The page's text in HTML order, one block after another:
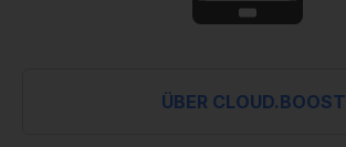
ÜBER CLOUD.BOOST